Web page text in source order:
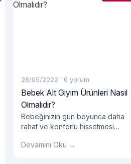
28/05/2022 · 0 yorum
Bebek Alt Giyim Ürünleri Nasıl
Olmalıdır?
Bebeğinizin gün boyunca daha
rahat ve konforlu hissetmesi
bir yaşa kadar çocuklara oranla
Devamını Oku →